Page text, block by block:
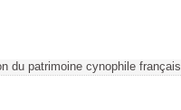
du patrimoine cynophile français